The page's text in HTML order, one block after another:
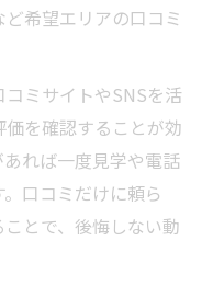
希望エリアの口コミ
ミサイトやSNSを活
を確認することが効
れば一度見学や電話
口コミだけに頼ら
とで、後悔しない動